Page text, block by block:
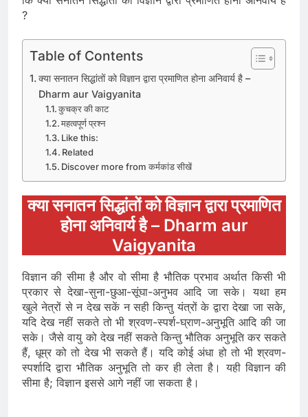
?
Table of Contents
क्या सनातन सिद्धांतों को विज्ञान द्वारा प्रमाणित होना अनिवार्य है –
Dharm aur Vaigyanita
कुचक्र की काट
महत्वपूर्ण प्रश्न
Like this:
Related
Discover more from कर्मकांड सीखें
क्या सनातन सिद्धांतों को विज्ञान द्वारा प्रमाणित
होना अनिवार्य है – Dharm aur
Vaigyanita
विज्ञान की सीमा है और वो सीमा है भौतिक प्रभाव अर्थात किसी भी
प्रकार से देखा-सुना-छुआ-सूंघा-अनुभव आदि जा सके। यथा हम
खुले नेत्रों से न देख सकें न सही किन्तु यंत्रों के द्वारा देखा जा सके,
यदि देख नहीं सकते तो भी श्रवण-स्पर्श-घ्राण-अनुभूति आदि की जा
सके। जैसे वायु को देख नहीं सकते किन्तु भौतिक अनुभूति कर सकते
हैं, धूम्र को तो देख भी सकते हैं। यदि कोई अंधा हो तो भी श्रवण-
स्पर्शादि द्वारा भौतिक अनुभूति तो कर ही लेता है। यही विज्ञान की
सीमा है; विज्ञान इससे आगे नहीं जा सकता है।